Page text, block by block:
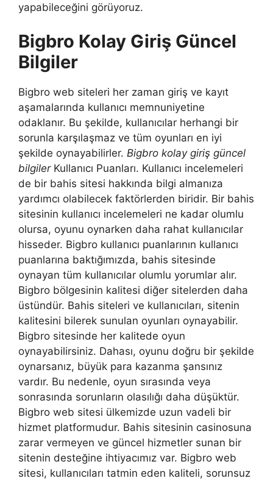
yapabileceğini görüyoruz.
Bigbro Kolay Giriş Güncel
Bilgiler
Bigbro web siteleri her zaman giriş ve kayıt
aşamalarında kullanıcı memnuniyetine
odaklanır. Bu şekilde, kullanıcılar herhangi bir
sorunla karşılaşmaz ve tüm oyunları en iyi
şekilde oynayabilirler. Bigbro kolay giriş güncel
bilgilerKullanıcı Puanları. Kullanıcı incelemeleri
de bir bahis sitesi hakkında bilgi almanıza
yardımcı olabilecek faktörlerden biridir. Bir bahis
sitesinin kullanıcı incelemeleri ne kadar olumlu
olursa, oyunu oynarken daha rahat kullanıcılar
hisseder. Bigbro kullanıcı puanlarının kullanıcı
puanlarına baktığımızda, bahis sitesinde
oynayan tüm kullanıcılar olumlu yorumlar alır.
Bigbro bölgesinin kalitesi diğer sitelerden daha
üstündür. Bahis siteleri ve kullanıcıları, sitenin
kalitesini bilerek sunulan oyunları oynayabilir.
Bigbro sitesinde her kalitede oyun
oynayabilirsiniz. Dahası, oyunu doğru bir şekilde
oynarsanız, büyük para kazanma şansınız
vardır. Bu nedenle, oyun sırasında veya
sonrasında sorunların olasılığı daha düşüktür.
Bigbro web sitesi ülkemizde uzun vadeli bir
hizmet platformudur. Bahis sitesinin casinosuna
zarar vermeyen ve güncel hizmetler sunan bir
sitenin desteğine ihtiyacımız var. Bigbro web
sitesi, kullanıcıları tatmin eden kaliteli, sorunsuz